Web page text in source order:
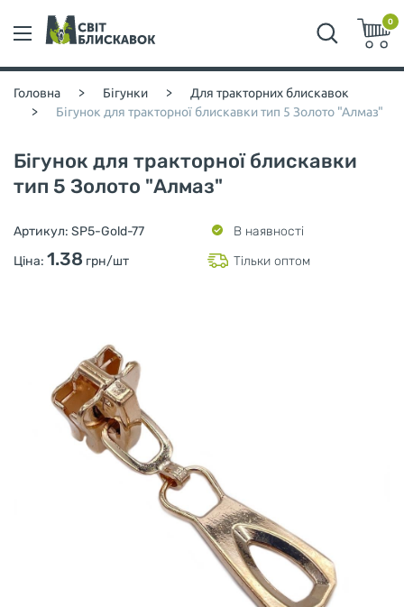
0
Головна > Бігунки > Для тракторних блискавок
> Бігунок для тракторної блискавки тип 5 Золото "Алмаз"
Бігунок для тракторної блискавки
тип 5 Золото "Алмаз"
Артикул: SP5-Gold-77
В наявності
Ціна: 1.38 грн/шт Тільки оптом